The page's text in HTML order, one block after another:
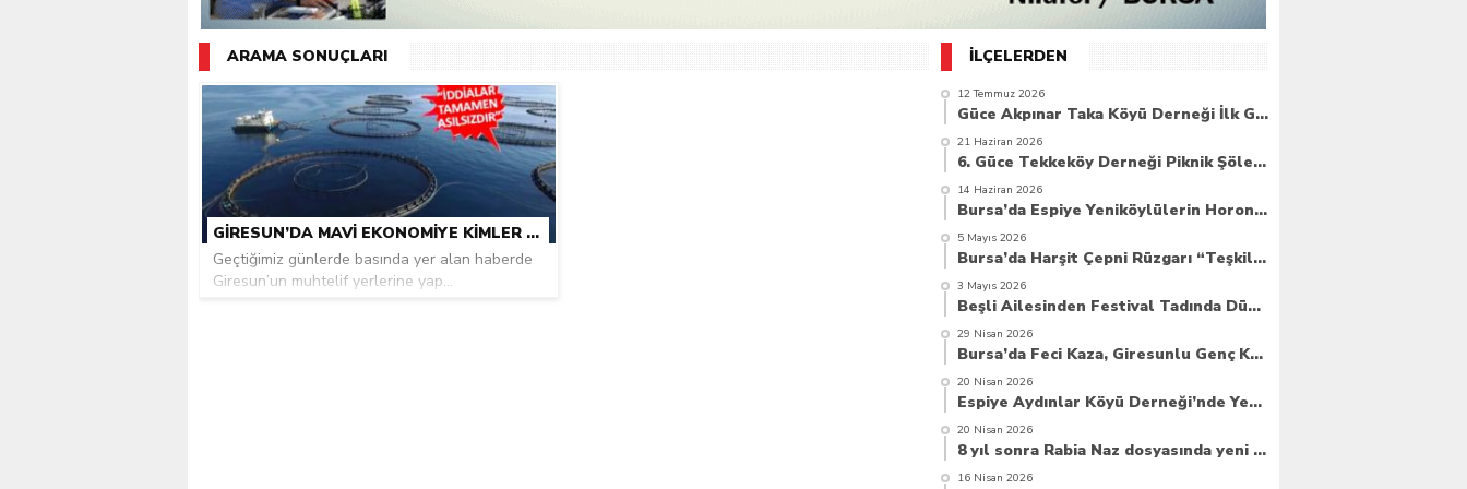
ARAMA SONUÇLARI
GIRESUN’DA MAVI EKONOMIYE KIMLER KARŞI?
Geçtiğimiz günlerde basında yer alan haberde
Giresun’un muhtelif yerlerine yap...
İLÇELERDEN
12 Temmuz 2026
Güce Akpınar Taka Köyü Derneği İlk Genel Kurulunu Gerçekleştirdi
21 Haziran 2026
6. Güce Tekkeköy Derneği Piknik Şöleni Yoğun Katılımla Gerçekleşti
14 Haziran 2026
Bursa’da Espiye Yeniköylülerin Horonla Başlayan Piknik Şöleni, Geleceğe Atılan Temellerle Taçlandı
5 Mayıs 2026
Bursa’da Harşit Çepni Rüzgarı “Teşkilat Merkezi Coşkuyla Açıldı”
3 Mayıs 2026
Beşli Ailesinden Festival Tadında Düğün Cemiyeti
29 Nisan 2026
Bursa’da Feci Kaza, Giresunlu Genç Kaza Kurbanı Oldu
20 Nisan 2026
Espiye Aydınlar Köyü Derneği’nde Yeni Dönem: Genç Yönetim Göreve Başladı
20 Nisan 2026
8 yıl sonra Rabia Naz dosyasında yeni umut
16 Nisan 2026